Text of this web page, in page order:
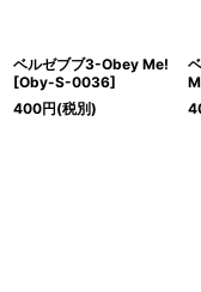
ベルゼブブ3-Obey Me!
[Oby-S-0036]
400円(税別)